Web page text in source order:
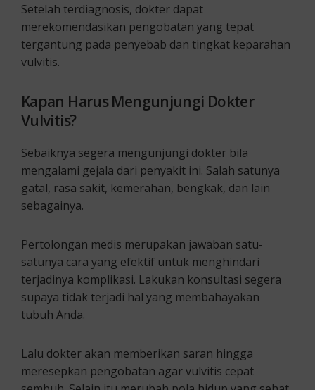
Setelah terdiagnosis, dokter dapat
merekomendasikan pengobatan yang tepat
tergantung pada penyebab dan tingkat keparahan
vulvitis.
Kapan Harus Mengunjungi Dokter
Vulvitis?
Sebaiknya segera mengunjungi dokter bila
mengalami gejala dari penyakit ini. Salah satunya
gatal, rasa sakit, kemerahan, bengkak, dan lain
sebagainya.
Pertolongan medis merupakan jawaban satu-
satunya cara yang efektif untuk menghindari
terjadinya komplikasi. Lakukan konsultasi segera
supaya tidak terjadi hal yang membahayakan
tubuh Anda.
Lalu dokter akan memberikan saran hingga
meresepkan pengobatan agar vulvitis cepat